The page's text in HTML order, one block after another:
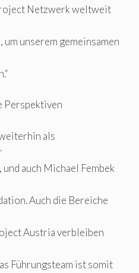
Netzwerk weltweit
unserem gemeinsamen
Perspektiven
als
auch Michael Fembek
Auch die Bereiche
Austria verbleiben
Führungsteam ist somit